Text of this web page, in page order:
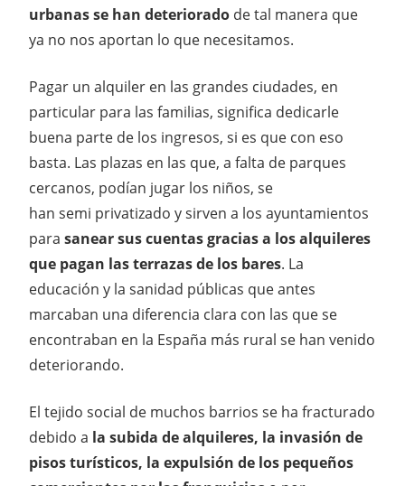
urbanas se han deteriorado de tal manera que
ya no nos aportan lo que necesitamos.
Pagar un alquiler en las grandes ciudades, en
particular para las familias, significa dedicarle
buena parte de los ingresos, si es que con eso
basta. Las plazas en las que, a falta de parques
cercanos, podían jugar los niños, se
han semi privatizado y sirven a los ayuntamientos
para sanear sus cuentas gracias a los alquileres
que pagan las terrazas de los bares. La
educación y la sanidad públicas que antes
marcaban una diferencia clara con las que se
encontraban en la España más rural se han venido
deteriorando.
El tejido social de muchos barrios se ha fracturado
debido a la subida de alquileres, la invasión de
pisos turísticos, la expulsión de los pequeños